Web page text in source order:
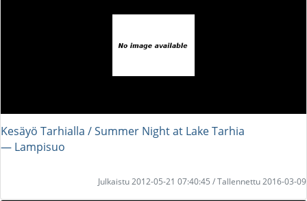
Kesäyö Tarhialla / Summer Night at Lake Tarhia
― Lampisuo
Julkaistu 2012-05-21 07:40:45 / Tallennettu 2016-03-09